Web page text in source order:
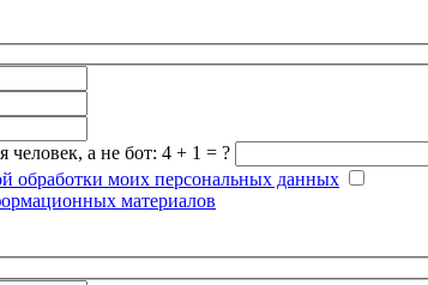
человек, а не бот: 4 + 1 = ?
обработки моих персональных данных
материалов